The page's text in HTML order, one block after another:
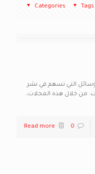
Categories Tags
التي تسهم في نشر
من خلال هذه المجلات،
0
Read more